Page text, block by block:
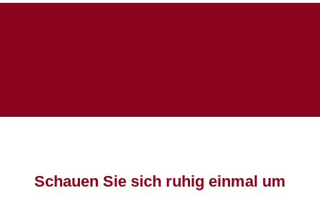
Schauen Sie sich ruhig einmal um